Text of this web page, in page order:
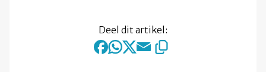
Deel dit artikel: